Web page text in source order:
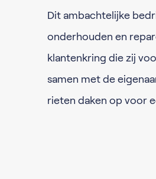
Dit ambachtelijke
onderhouden en
klantenkring die zij
samen met de
rieten daken op voor